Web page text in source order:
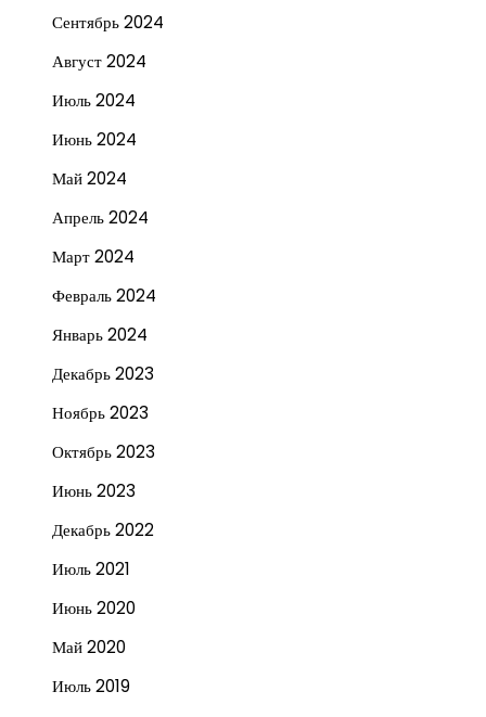
Сентябрь 2024
Август 2024
Июль 2024
Июнь 2024
Май 2024
Апрель 2024
Март 2024
Февраль 2024
Январь 2024
Декабрь 2023
Ноябрь 2023
Октябрь 2023
Июнь 2023
Декабрь 2022
Июль 2021
Июнь 2020
Май 2020
Июль 2019